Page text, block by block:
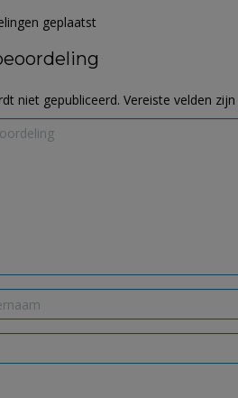
geplaatst
niet gepubliceerd. Vereiste velden